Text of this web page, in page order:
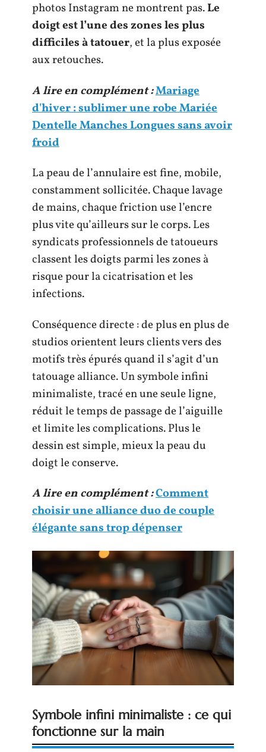
photos Instagram ne montrent pas.Le
doigt est l’une des zones les plus
difficiles à tatouer, et la plus exposée
aux retouches.
A lire en complément :Mariage
d'hiver : sublimer une robe Mariée
Dentelle Manches Longues sans avoir
froid
La peau de l’annulaire est fine, mobile,
constamment sollicitée. Chaque lavage
de mains, chaque friction use l’encre
plus vite qu’ailleurs sur le corps. Les
syndicats professionnels de tatoueurs
classent les doigts parmi les zones à
risque pour la cicatrisation et les
infections.
Conséquence directe : de plus en plus de
studios orientent leurs clients vers des
motifs très épurés quand il s’agit d’un
tatouage alliance. Un symbole infini
minimaliste, tracé en une seule ligne,
réduit le temps de passage de l’aiguille
et limite les complications. Plus le
dessin est simple, mieux la peau du
doigt le conserve.
A lire en complément :Comment
choisir une alliance duo de couple
élégante sans trop dépenser
Symbole infini minimaliste : ce qui
fonctionne sur la main